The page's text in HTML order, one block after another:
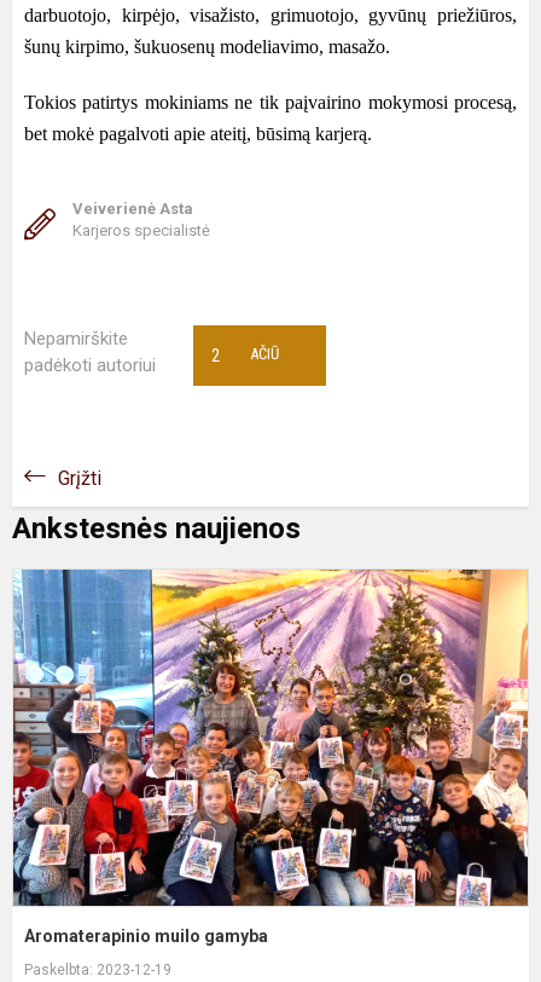
darbuotojo, kirpėjo, visažisto, grimuotojo, gyvūnų priežiūros,
šunų kirpimo, šukuosenų modeliavimo, masažo.
Tokios patirtys mokiniams ne tik paįvairino mokymosi procesą,
bet mokė pagalvoti apie ateitį, būsimą karjerą.
Veiverienė Asta
Karjeros specialistė
Nepamirškite
padėkoti autoriui
AČIŪ
2
Grįžti
Ankstesnės naujienos
Aromaterapinio muilo gamyba
Paskelbta: 2023-12-19